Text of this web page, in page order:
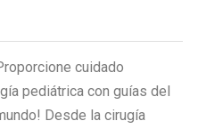
cuidado
pediátrica con guías del
Desde la cirugía